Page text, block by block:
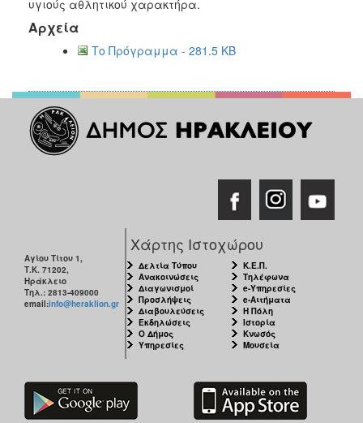
ΠΟΛΙΤΙΣΜΟΣ
ΑΝΘΕΚΤΙΚΗ
υγιούς αθλητικού χαρακτήρα.
Αρχεία
Το Πρόγραμμα - 281.5 KB
Αγίου Τίτου 1,
Τ.Κ. 71202,
Ηράκλειο
Τηλ.: 2813-409000
email:info@heraklion.gr
Χάρτης Ιστοχώρου
Δελτία Τύπου
Ανακοινώσεις
Διαγωνισμοί
Προσλήψεις
Διαβουλεύσεις
Εκδηλώσεις
Ο Δήμος
Υπηρεσίες
Κ.Ε.Π.
Τηλέφωνα
e-Υπηρεσίες
e-Αιτήματα
Η Πόλη
Ιστορία
Κνωσός
Μουσεία